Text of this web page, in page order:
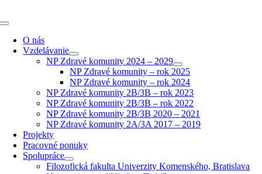
to
Toggle
Navigation
O nás
Vzdelávanie
NP Zdravé komunity 2024 – 2029
NP Zdravé komunity – rok 2025
NP Zdravé komunity – rok 2024
NP Zdravé komunity 2B/3B – rok 2023
NP Zdravé komunity 2B/3B – rok 2022
NP Zdravé komunity 2B/3B 2020 – 2021
NP Zdravé komunity 2A/3A 2017 – 2019
Projekty
Pracovné ponuky
Spolupráce
Filozofická fakulta Univerzity Komenského, Bratislava